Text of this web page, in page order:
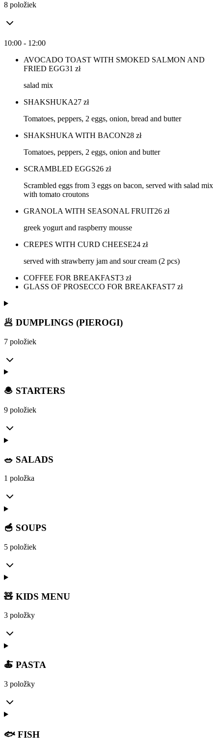
8 položiek
10:00 - 12:00
AVOCADO TOAST WITH SMOKED SALMON AND
FRIED EGG31 zł
salad mix
SHAKSHUKA27 zł
Tomatoes, peppers, 2 eggs, onion, bread and butter
SHAKSHUKA WITH BACON28 zł
Tomatoes, peppers, 2 eggs, onion and butter
SCRAMBLED EGGS26 zł
Scrambled eggs from 3 eggs on bacon, served with salad mix
with tomato croutons
GRANOLA WITH SEASONAL FRUIT26 zł
greek yogurt and raspberry mousse
CREPES WITH CURD CHEESE24 zł
served with strawberry jam and sour cream (2 pcs)
COFFEE FOR BREAKFAST3 zł
GLASS OF PROSECCO FOR BREAKFAST7 zł
🥟 DUMPLINGS (PIEROGI)
7 položiek
🧆 STARTERS
9 položiek
🥗 SALADS
1 položka
🥣 SOUPS
5 položiek
🧸 KIDS MENU
3 položky
🍝 PASTA
3 položky
🐟 FISH